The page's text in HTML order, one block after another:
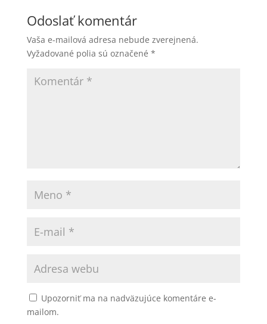
Odoslať komentár
Vaša e-mailová adresa nebude zverejnená.
Vyžadované polia sú označené *
Upozorniť ma na nadväzujúce komentáre e-
mailom.